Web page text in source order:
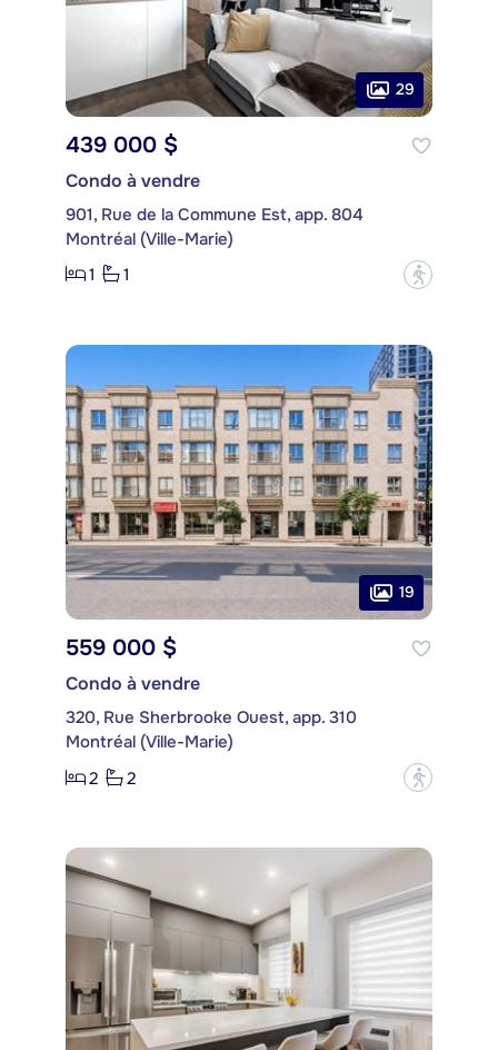
29
439 000 $
Condo à vendre
901, Rue de la Commune Est, app. 804
Montréal (Ville-Marie)
1
1 ?
19
559 000 $
Condo à vendre
320, Rue Sherbrooke Ouest, app. 310
Montréal (Ville-Marie)
2
2 ?